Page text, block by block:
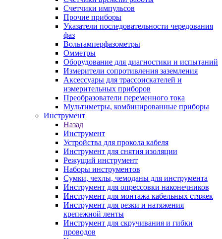
Счетчики импульсов
Прочие приборы
Указатели последовательности чередования
фаз
Вольтамперфазометры
Омметры
Оборудование для диагностики и испытаний
Измерители сопротивления заземления
Аксессуары для трассоискателей и
измерительных приборов
Преобразователи переменного тока
Мультиметры, комбинированные приборы
Инструмент
Назад
Инструмент
Устройства для прокола кабеля
Инструмент для снятия изоляции
Режущий инструмент
Наборы инструментов
Сумки, чехлы, чемоданы для инструмента
Инструмент для опрессовки наконечников
Инструмент для монтажа кабельных стяжек
Инструмент для резки и натяжения
крепежной ленты
Инструмент для скручивания и гибки
проводов